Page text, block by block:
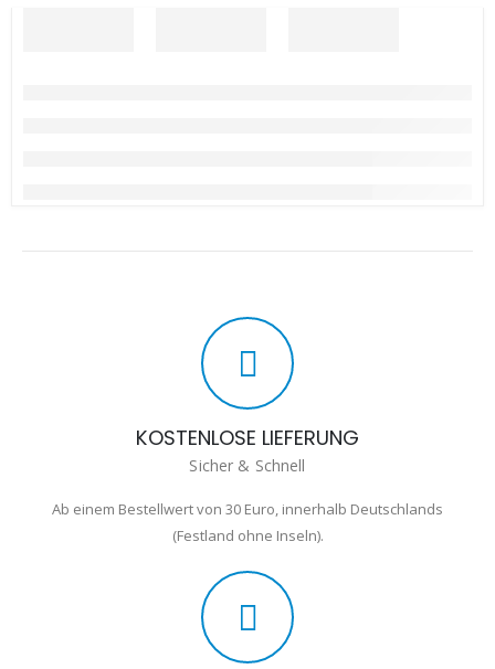
KOSTENLOSE LIEFERUNG
Sicher & Schnell
Ab einem Bestellwert von 30 Euro, innerhalb Deutschlands
(Festland ohne Inseln).